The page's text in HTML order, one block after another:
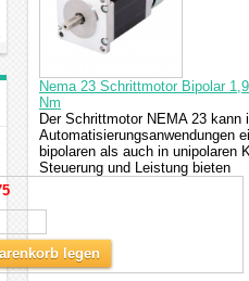
Nema 23 Schrittmotor Bipolar
Nm
Der Schrittmotor NEMA 23
Automatisierungsanwendungen
bipolaren als auch in unipolaren
Steuerung und Leistung bieten
legen